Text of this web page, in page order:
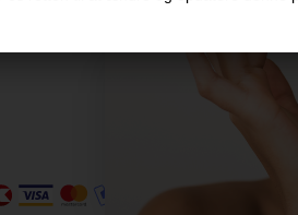
Jeg accepterer vilkår og